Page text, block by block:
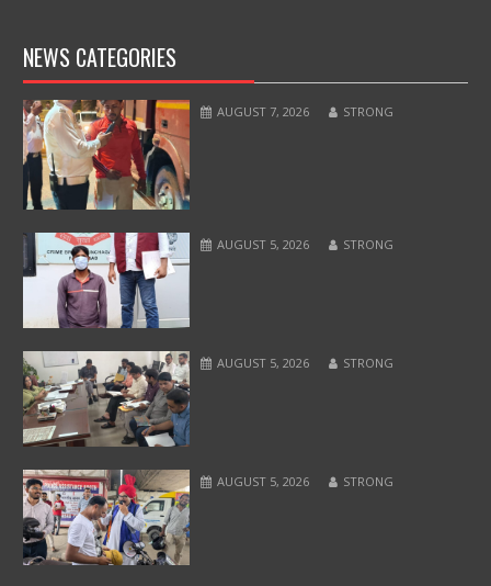
NEWS CATEGORIES
AUGUST 7, 2026 STRONG
AUGUST 5, 2026 STRONG
AUGUST 5, 2026 STRONG
AUGUST 5, 2026 STRONG